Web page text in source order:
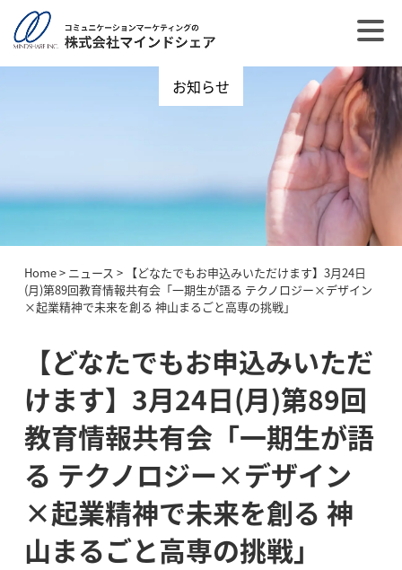
お知らせ
Home> ニュース > 【どなたでもお申込みいただけます】3月24日
(月)第89回教育情報共有会「一期生が語る テクノロジー×デザイン
×起業精神で未来を創る 神山まるごと高専の挑戦」
【どなたでもお申込みいただ
けます】3月24日(月)第89回
教育情報共有会「一期生が語
る テクノロジー×デザイン
×起業精神で未来を創る 神
山まるごと高専の挑戦」